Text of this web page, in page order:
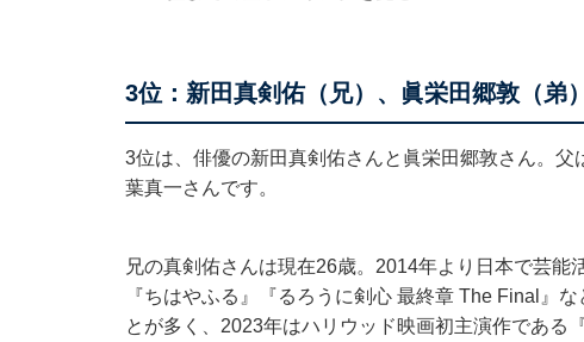
3位：新田真剣佑（兄）、眞栄田郷敦（弟）
3位は、俳優の新田真剣佑さんと眞栄田郷敦さん。
葉真一さんです。
兄の真剣佑さんは現在26歳。2014年より日本で芸
『ちはやふる』『るろうに剣心 最終章 The Final』
とが多く、2023年はハリウッド映画初主演作である